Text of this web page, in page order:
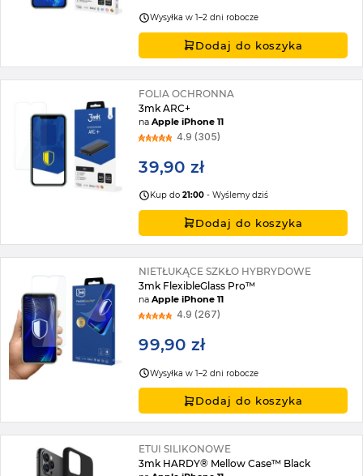
Wysyłka w 1–2 dni robocze
Dodaj do koszyka
FOLIA OCHRONNA
3mk ARC+
naApple iPhone 11
4.9 (305)
39,90 zł
Kup do21:00 - Wyślemy dziś
Dodaj do koszyka
NIETŁUKĄCE SZKŁO HYBRYDOWE
3mk FlexibleGlass Pro™
naApple iPhone 11
4.9 (267)
99,90 zł
Wysyłka w 1–2 dni robocze
Dodaj do koszyka
ETUI SILIKONOWE
3mk HARDY® Mellow Case™ Black